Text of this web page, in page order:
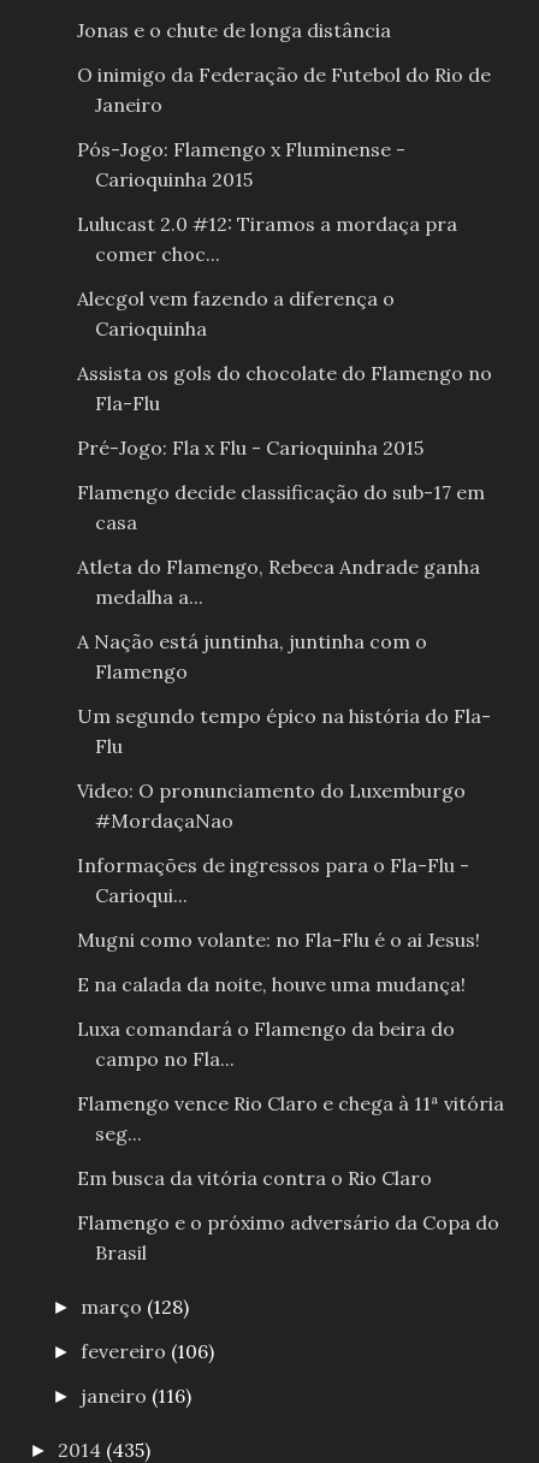
Jonas e o chute de longa distância
O inimigo da Federação de Futebol do Rio de
Janeiro
Pós-Jogo: Flamengo x Fluminense -
Carioquinha 2015
Lulucast 2.0 #12: Tiramos a mordaça pra
comer choc...
Alecgol vem fazendo a diferença o
Carioquinha
Assista os gols do chocolate do Flamengo no
Fla-Flu
Pré-Jogo: Fla x Flu - Carioquinha 2015
Flamengo decide classificação do sub-17 em
casa
Atleta do Flamengo, Rebeca Andrade ganha
medalha a...
A Nação está juntinha, juntinha com o
Flamengo
Um segundo tempo épico na história do Fla-
Flu
Video: O pronunciamento do Luxemburgo
#MordaçaNao
Informações de ingressos para o Fla-Flu -
Carioqui...
Mugni como volante: no Fla-Flu é o ai Jesus!
E na calada da noite, houve uma mudança!
Luxa comandará o Flamengo da beira do
campo no Fla...
Flamengo vence Rio Claro e chega à 11ª vitória
seg...
Em busca da vitória contra o Rio Claro
Flamengo e o próximo adversário da Copa do
Brasil
► março (128)
►fevereiro (106)
► janeiro (116)
► 2014 (435)